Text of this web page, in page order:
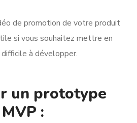
de promotion de votre produit
si vous souhaitez mettre en
à développer.
un prototype
: